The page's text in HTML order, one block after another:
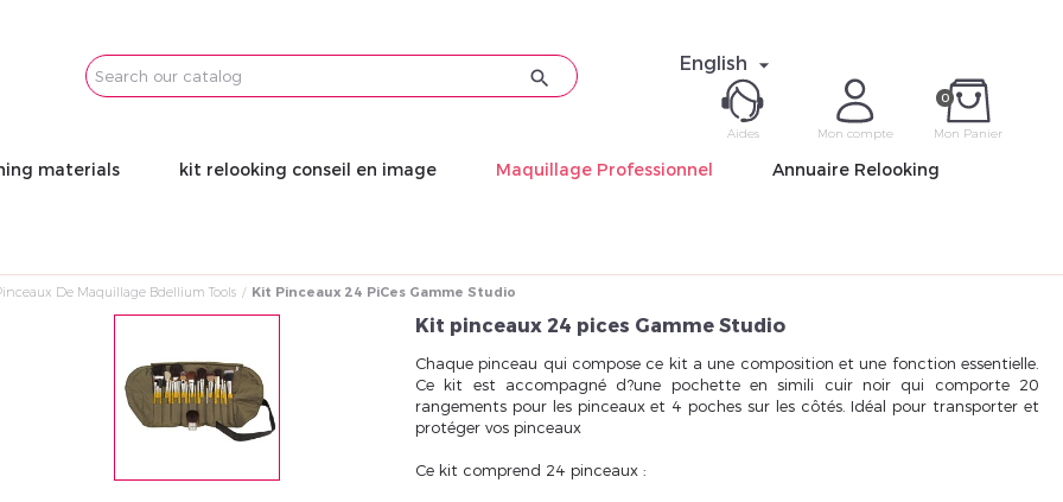

English 
0
Mon Panier
Mon compte
Email
Mot de
Aides
materials kit relooking conseil en image Maquillage Professionnel Annuaire Relooking
De Maquillage Bdellium Tools Kit Pinceaux 24 Pices Gamme Studio
Kit pinceaux 24 pices Gamme Studio
Chaque pinceau qui compose ce kit a une composition et une fonction essentielle.
Ce kit est accompagné d?une pochette en simili cuir noir qui comporte 20
rangements pour les pinceaux et 4 poches sur les côtés. Idéal pour transporter et
protéger vos pinceaux
Ce kit comprend 24 pinceaux :